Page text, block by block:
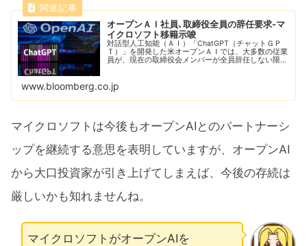
オープンＡＩ社員､取締役全員の辞任要求-マ
イクロソフト移籍示唆
対話型人工知能（ＡＩ）「ChatGPT（チャットＧＰ
Ｔ）」を開発した米オープンＡＩでは、大多数の従業
員が、現在の取締役会メンバーが全員辞任しない限
www.bloomberg.co.jp
マイクロソフトは今後もオープンAIとのパートナーシ
ップを継続する意思を表明していますが、オープンAI
から大口投資家が引き上げてしまえば、今後の存続は
厳しいかも知れませんね。
マイクロソフトがオープンAIを